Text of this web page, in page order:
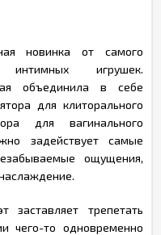
новинка от самого
интимных игрушек.
объединила в себе
для клиторального
для вагинального
задействует самые
ощущения,
трепетать
чего-то одновременно